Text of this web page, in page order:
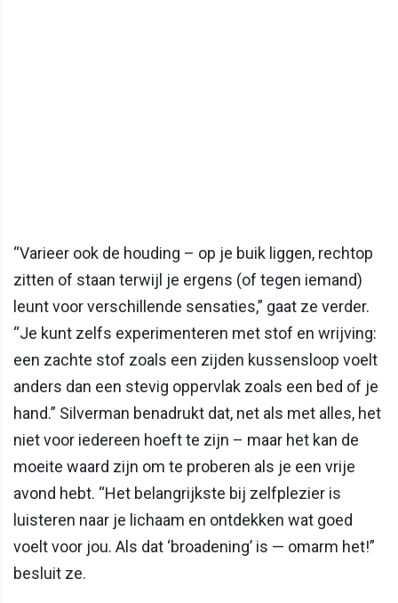
“Varieer ook de houding – op je buik liggen, rechtop
zitten of staan terwijl je ergens (of tegen iemand)
leunt voor verschillende sensaties,” gaat ze verder.
“Je kunt zelfs experimenteren met stof en wrijving:
een zachte stof zoals een zijden kussensloop voelt
anders dan een stevig oppervlak zoals een bed of je
hand.” Silverman benadrukt dat, net als met alles, het
niet voor iedereen hoeft te zijn – maar het kan de
moeite waard zijn om te proberen als je een vrije
avond hebt. “Het belangrijkste bij zelfplezier is
luisteren naar je lichaam en ontdekken wat goed
voelt voor jou. Als dat ‘broadening’ is — omarm het!”
besluit ze.